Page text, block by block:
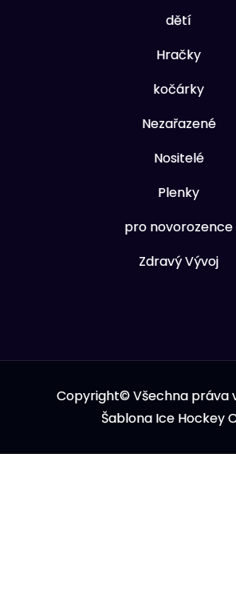
dětí
Hračky
kočárky
Nezařazené
Nositelé
Plenky
pro novorozence
Zdravý Vývoj
Copyright© Všechna práva
Šablona Ice Hockey